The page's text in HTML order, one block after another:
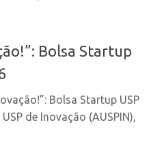
Bolsa Startup
Bolsa Startup USP
de Inovação (AUSPIN),